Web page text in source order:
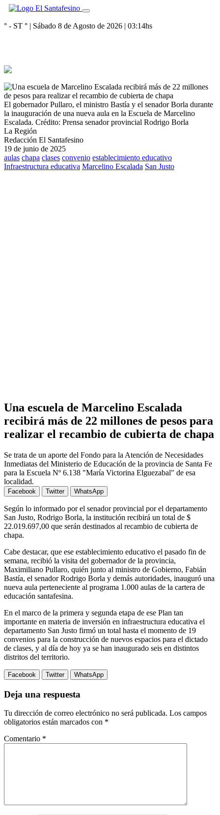
° - ST ° | Sábado 8 de Agosto de 2026 | 03:14hs
El gobernador Pullaro, el ministro Bastía y el senador Borla durante
la inauguración de una nueva aula en la Escuela de Marcelino
Escalada. Crédito: Prensa senador provincial Rodrigo Borla
La Región
Redacción El Santafesino
19 de junio de 2025
aulas chapa clases convenio establecimiento educativo
Infraestructura educativa Marcelino Escalada San Justo
Una escuela de Marcelino Escalada
recibirá más de 22 millones de pesos para
realizar el recambio de cubierta de chapa
Se trata de un aporte del Fondo para la Atención de Necesidades
Inmediatas del Ministerio de Educación de la provincia de Santa Fe
para la Escuela Nº 6.138 "María Victorina Elguezabal" de esa
localidad.
Facebook Twitter WhatsApp
Según lo informado por el senador provincial por el departamento
San Justo, Rodrigo Borla, la institución recibirá un total de $
22.019.697,00 que serán destinados al recambio de cubierta de
chapa.
Cabe destacar, que ese establecimiento educativo el pasado fin de
semana, recibió la visita del gobernador de la provincia,
Maximiliano Pullaro, quién junto al ministro de Gobierno, Fabián
Bastía, el senador Rodrigo Borla y demás autoridades, inauguró una
nueva aula perteneciente al programa 1.000 aulas de la cartera de
educación santafesina.
En el marco de la primera y segunda etapa de ese Plan tan
importante en materia de inversión en infraestructura educativa el
departamento San Justo firmó un total hasta el momento de 19
convenios para la construcción de nuevos espacios para el dictado
de clases, y al día de hoy ya se han inaugurado seis en distintos
distritos del territorio.
Facebook Twitter WhatsApp
Deja una respuesta
Tu dirección de correo electrónico no será publicada. Los campos
obligatorios están marcados con *
Comentario *